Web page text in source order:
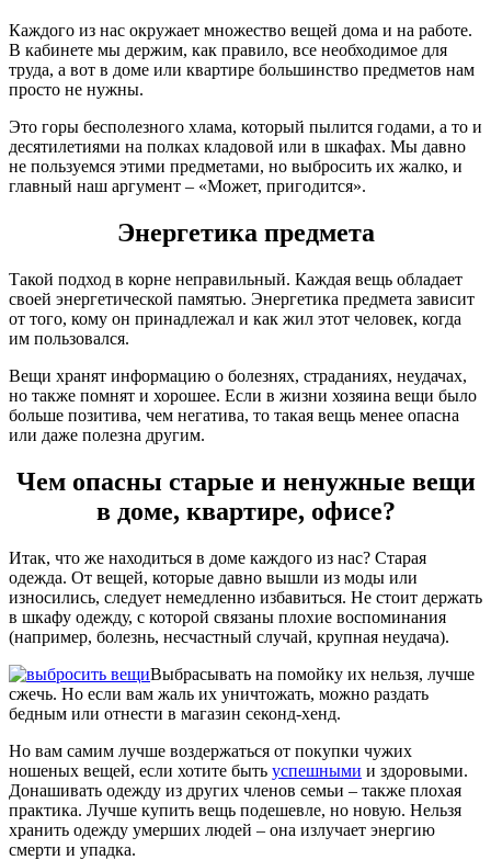
Каждого из нас окружает множество вещей дома и на работе.
В кабинете мы держим, как правило, все необходимое для
труда, а вот в доме или квартире большинство предметов нам
просто не нужны.
Это горы бесполезного хлама, который пылится годами, а то и
десятилетиями на полках кладовой или в шкафах. Мы давно
не пользуемся этими предметами, но выбросить их жалко, и
главный наш аргумент – «Может, пригодится».
Энергетика предмета
Такой подход в корне неправильный. Каждая вещь обладает
своей энергетической памятью. Энергетика предмета зависит
от того, кому он принадлежал и как жил этот человек, когда
им пользовался.
Вещи хранят информацию о болезнях, страданиях, неудачах,
но также помнят и хорошее. Если в жизни хозяина вещи было
больше позитива, чем негатива, то такая вещь менее опасна
или даже полезна другим.
Чем опасны старые и ненужные вещи
в доме, квартире, офисе?
Итак, что же находиться в доме каждого из нас? Старая
одежда. От вещей, которые давно вышли из моды или
износились, следует немедленно избавиться. Не стоит держать
в шкафу одежду, с которой связаны плохие воспоминания
(например, болезнь, несчастный случай, крупная неудача).
Выбрасывать на помойку их нельзя, лучше
сжечь. Но если вам жаль их уничтожать, можно раздать
бедным или отнести в магазин секонд-хенд.
Но вам самим лучше воздержаться от покупки чужих
ношеных вещей, если хотите быть успешными и здоровыми.
Донашивать одежду из других членов семьи – также плохая
практика. Лучше купить вещь подешевле, но новую. Нельзя
хранить одежду умерших людей – она излучает энергию
смерти и упадка.